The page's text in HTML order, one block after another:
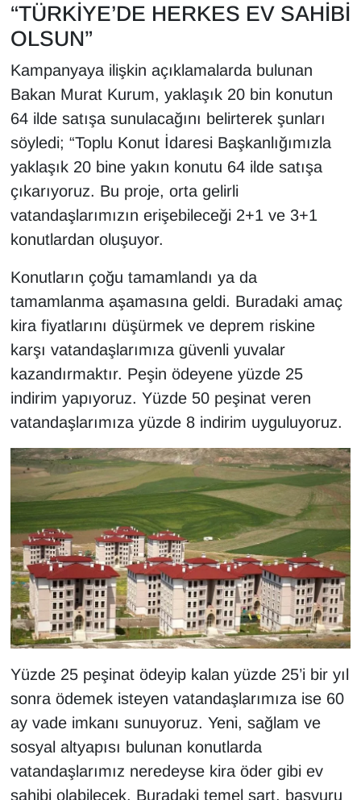
“TÜRKİYE’DE HERKES EV SAHİBİ
OLSUN”
Kampanyaya ilişkin açıklamalarda bulunan
Bakan Murat Kurum, yaklaşık 20 bin konutun
64 ilde satışa sunulacağını belirterek şunları
söyledi; “Toplu Konut İdaresi Başkanlığımızla
yaklaşık 20 bine yakın konutu 64 ilde satışa
çıkarıyoruz. Bu proje, orta gelirli
vatandaşlarımızın erişebileceği 2+1 ve 3+1
konutlardan oluşuyor.
Konutların çoğu tamamlandı ya da
tamamlanma aşamasına geldi. Buradaki amaç
kira fiyatlarını düşürmek ve deprem riskine
karşı vatandaşlarımıza güvenli yuvalar
kazandırmaktır. Peşin ödeyene yüzde 25
indirim yapıyoruz. Yüzde 50 peşinat veren
vatandaşlarımıza yüzde 8 indirim uyguluyoruz.
Yüzde 25 peşinat ödeyip kalan yüzde 25’i bir yıl
sonra ödemek isteyen vatandaşlarımıza ise 60
ay vade imkanı sunuyoruz. Yeni, sağlam ve
sosyal altyapısı bulunan konutlarda
vatandaşlarımız neredeyse kira öder gibi ev
sahibi olabilecek. Buradaki temel şart, başvuru
Vasıta
YEREL